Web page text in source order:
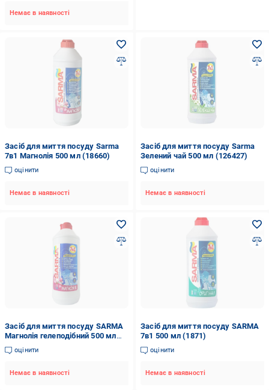
Немає в наявності
Засіб для миття посуду Sarma
7в1 Магнолія 500 мл (18660)
оцінити
Немає в наявності
Засіб для миття посуду Sarma
Зелений чай 500 мл (126427)
оцінити
Немає в наявності
Засіб для миття посуду SARMA
Магнолія гелеподібний 500 мл
(129974)
оцінити
Немає в наявності
Засіб для миття посуду SARMA
7в1 500 мл (1871)
оцінити
Немає в наявності